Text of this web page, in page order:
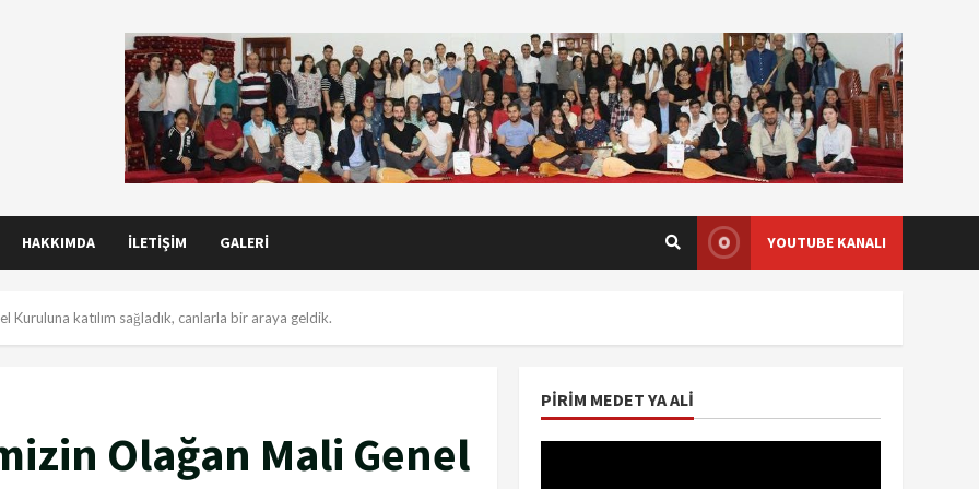
HAKKIMDA İLETIŞIM GALERI YOUTUBE KANALI
Kuruluna katılım sağladık, canlarla bir araya geldik.
Olağan Mali Genel
PIRIM MEDET YA ALI